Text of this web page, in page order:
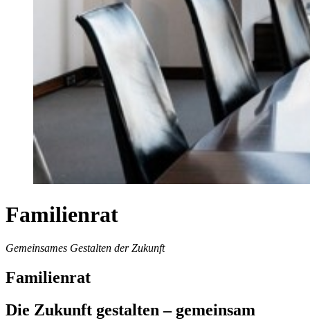
Familienrat
Gemeinsames Gestalten der Zukunft
Familienrat
Die Zukunft gestalten – gemeinsam